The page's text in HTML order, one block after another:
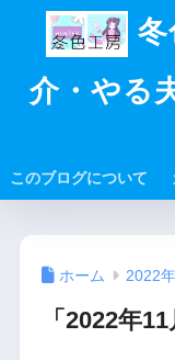
介・やる
このブログについて
ホーム 2022年
「2022年